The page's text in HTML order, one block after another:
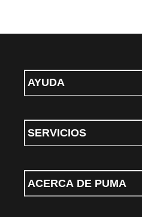
AYUDA
SERVICIOS
ACERCA DE PUMA